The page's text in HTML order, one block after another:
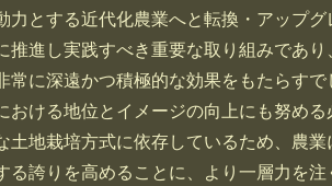
力とする近代化農業へと転換・アップグ
推進し実践すべき重要な取り組みであ
常に深遠かつ積極的な効果をもたらす
おける地位とイメージの向上にも努め
土地栽培方式に依存しているため、農業
誇りを高めることに、より一層力を注